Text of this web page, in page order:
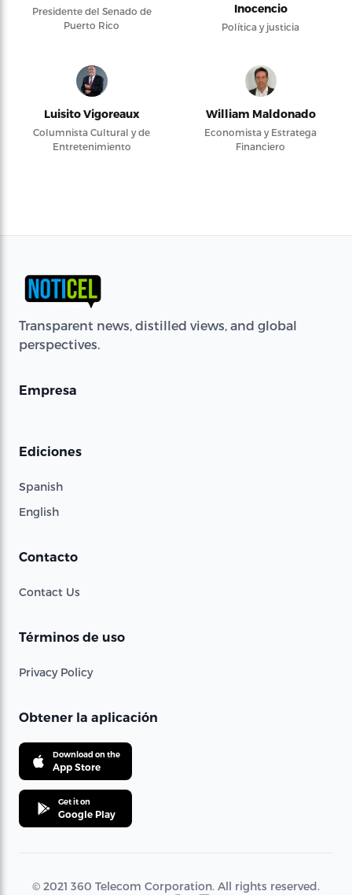
Presidente del Senado de
Puerto Rico
Inocencio
Política y justicia
Luisito Vigoreaux
Columnista Cultural y de
Entretenimiento
William Maldonado
Economista y Estratega
Financiero
Transparent news, distilled views, and global
perspectives.
Empresa
Ediciones
Spanish
English
Contacto
Contact Us
Términos de uso
Privacy Policy
Obtener la aplicación
Download on the
App Store
Get it on
Google Play
© 2021 360 Telecom Corporation. All rights reserved.